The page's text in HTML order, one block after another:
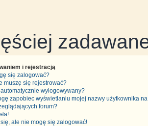
i rejestracją
się zalogować?
muszę się rejestrować?
wylogowywany?
zapobiec wyświetlaniu mojej nazwy użytkownika
forum?
ale nie mogę się zalogować!